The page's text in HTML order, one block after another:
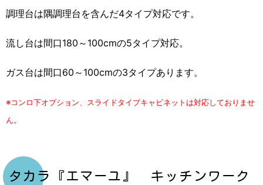
調理台は隅調理台を含んだ4タイプ対応です。
流し台は間口180～100cmの5タイプ対応。
ガス台は間口60～100cmの3タイプあります。
※コンロ下オプション、スライドタイプキャビネットは対応しておりませ
ん。
タカラ『エマーユ』 キッチンワーク